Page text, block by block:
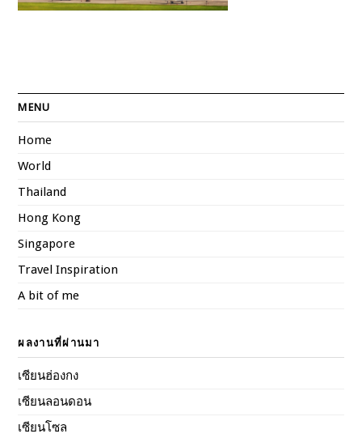
MENU
Home
World
Thailand
Hong Kong
Singapore
Travel Inspiration
A bit of me
ผลงานที่ผ่านมา
เซียนฮ่องกง
เซียนลอนดอน
เซียนโซล